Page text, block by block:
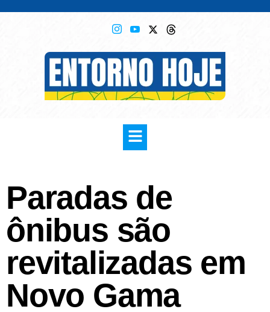
Paradas de
ônibus são
revitalizadas em
Novo Gama